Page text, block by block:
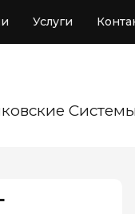
Услуги
Системы